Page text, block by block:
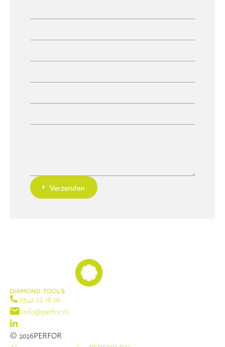
Verzenden
0342 22 18 00
info@perfor.nl
© 2026PERFOR